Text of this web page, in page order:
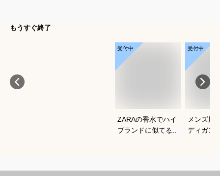
もうすぐ終了
受付中
ZARAの香水でハイ
ブランドに似てるメ
受付中
メンズ用
ディガン